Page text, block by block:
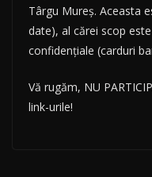
Târgu Mureș. Aceasta
date), al cărei scop
confidențiale (carduri
Vă rugăm, NU
link-urile!